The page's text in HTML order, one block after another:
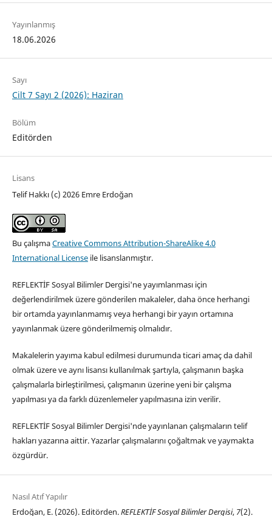
Yayınlanmış
18.06.2026
Sayı
Cilt 7 Sayı 2 (2026): Haziran
Bölüm
Editörden
Lisans
Telif Hakkı (c) 2026 Emre Erdoğan
Bu çalışmaCreative Commons Attribution-ShareAlike 4.0
International Licenseile lisanslanmıştır.
REFLEKTİF Sosyal Bilimler Dergisi'ne yayımlanması için
değerlendirilmek üzere gönderilen makaleler, daha önce herhangi
bir ortamda yayınlanmamış veya herhangi bir yayın ortamına
yayınlanmak üzere gönderilmemiş olmalıdır.
Makalelerin yayıma kabul edilmesi durumunda ticari amaç da dahil
olmak üzere ve aynı lisansı kullanılmak şartıyla, çalışmanın başka
çalışmalarla birleştirilmesi, çalışmanın üzerine yeni bir çalışma
yapılması ya da farklı düzenlemeler yapılmasına izin verilir.
REFLEKTİF Sosyal Bilimler Dergisi'nde yayınlanan çalışmaların telif
hakları yazarına aittir. Yazarlar çalışmalarını çoğaltmak ve yaymakta
özgürdür.
Nasıl Atıf Yapılır
Erdoğan, E. (2026). Editörden.REFLEKTİF Sosyal Bilimler Dergisi, 7(2).